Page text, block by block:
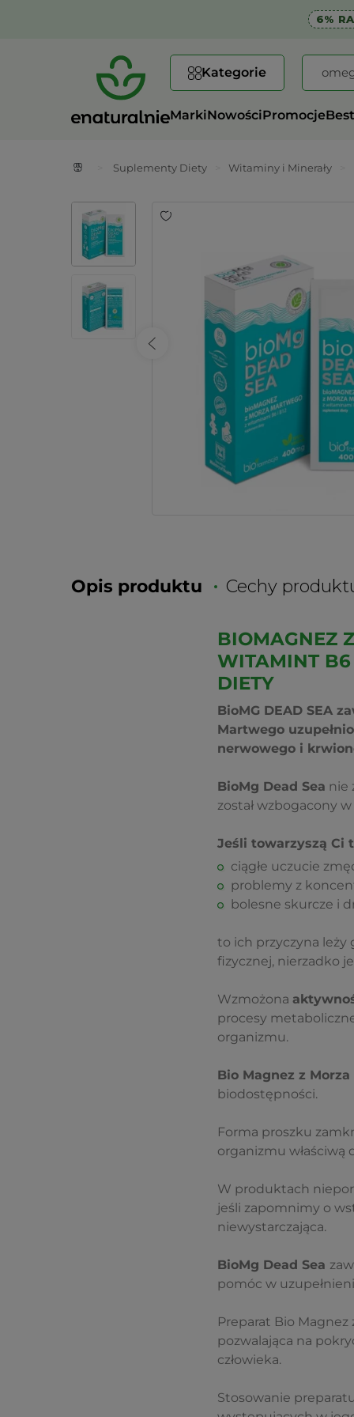
6%
Kategorie
MarkiNowościPromocje
Suplementy Diety Witaminy i Minerały
Opis produktu Cechy
BIOMAGNEZ
WITAMINT B6
DIETY
BioMG DEAD SEA
Martwego
nerwowego i
BioMg Dead Sea nie
został wzbogacony
Jeśli towarzyszą Ci
ciągłe uczucie
problemy z
bolesne skurcze i
to ich przyczyna leży
fizycznej, nierzadko
Wzmożona
procesy
organizmu.
Bio Magnez z
biodostępności.
Forma proszku
organizmu właściwą
W produktach
jeśli zapomnimy o
niewystarczająca.
BioMg Dead Sea
pomóc w
Preparat Bio
pozwalająca na
człowieka.
Stosowanie preparatu